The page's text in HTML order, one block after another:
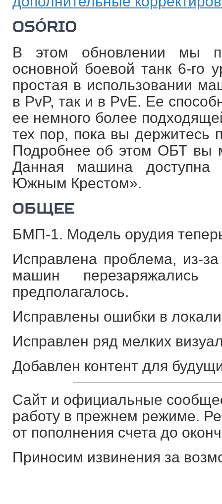
OSÓRIO
В этом обновлении мы
основной боевой танк 6-го
простая в использовании
в PvP, так и в PvE. Ее
ее немного более
тех пор, пока вы держитесь
Подробнее об этом ОБТ вы
Данная машина
Южным Крестом».
ОБЩЕЕ
БМП-1. Модель орудия
Исправлена проблема, из-
машин
предполагалось.
Исправлены ошибки в
Исправлен ряд мелких
Добавлен контент для
Сайт и официальные
работу в прежнем режиме.
от пополнения счета до
Приносим извинения за